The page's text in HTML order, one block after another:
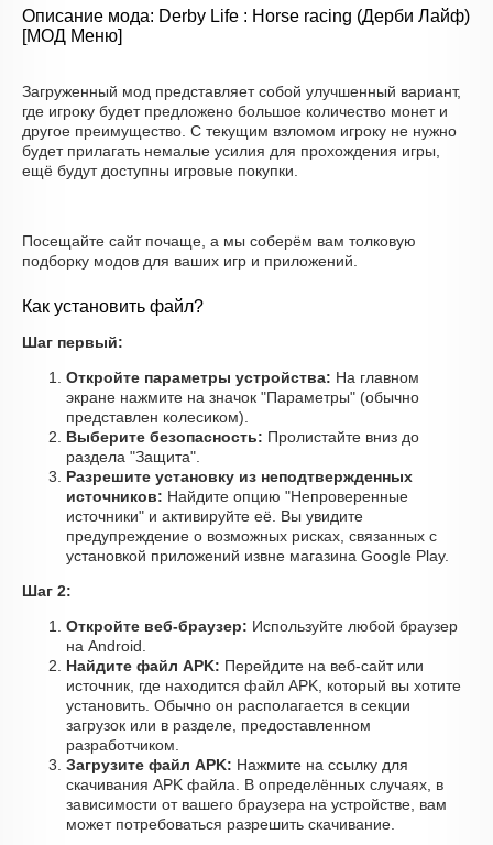
Описание мода: Derby Life : Horse racing (Дерби Лайф)
[МОД Меню]
Загруженный мод представляет собой улучшенный вариант,
где игроку будет предложено большое количество монет и
другое преимущество. С текущим взломом игроку не нужно
будет прилагать немалые усилия для прохождения игры,
ещё будут доступны игровые покупки.
Посещайте сайт почаще, а мы соберём вам толковую
подборку модов для ваших игр и приложений.
Как установить файл?
Шаг первый:
Откройте параметры устройства: На главном
экране нажмите на значок "Параметры" (обычно
представлен колесиком).
Выберите безопасность: Пролистайте вниз до
раздела "Защита".
Разрешите установку из неподтвержденных
источников: Найдите опцию "Непроверенные
источники" и активируйте её. Вы увидите
предупреждение о возможных рисках, связанных с
установкой приложений извне магазина Google Play.
Шаг 2:
Откройте веб-браузер: Используйте любой браузер
на Android.
Найдите файл APK: Перейдите на веб-сайт или
источник, где находится файл APK, который вы хотите
установить. Обычно он располагается в секции
загрузок или в разделе, предоставленном
разработчиком.
Загрузите файл APK: Нажмите на ссылку для
скачивания APK файла. В определённых случаях, в
зависимости от вашего браузера на устройстве, вам
может потребоваться разрешить скачивание.